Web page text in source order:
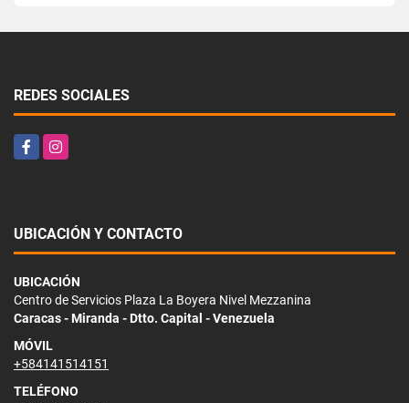
REDES SOCIALES
FacebookInstagram
UBICACIÓN Y CONTACTO
UBICACIÓN
Centro de Servicios Plaza La Boyera Nivel Mezzanina
Caracas - Miranda - Dtto. Capital - Venezuela
MÓVIL
+584141514151
TELÉFONO